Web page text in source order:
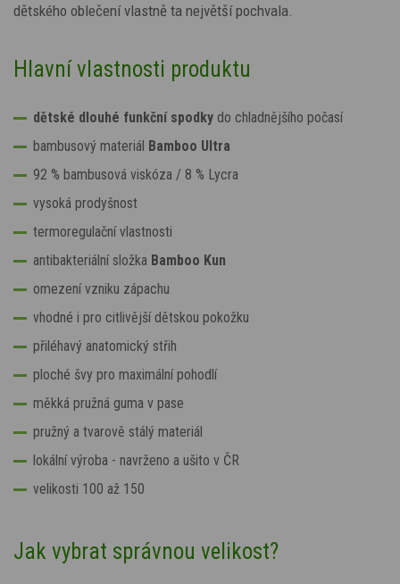
dětského oblečení vlastně ta největší pochvala.
Hlavní vlastnosti produktu
dětské dlouhé funkční spodky do chladnějšího počasí
bambusový materiál Bamboo Ultra
92 % bambusová viskóza / 8 % Lycra
vysoká prodyšnost
termoregulační vlastnosti
antibakteriální složka Bamboo Kun
omezení vzniku zápachu
vhodné i pro citlivější dětskou pokožku
přiléhavý anatomický střih
ploché švy pro maximální pohodlí
měkká pružná guma v pase
pružný a tvarově stálý materiál
lokální výroba - navrženo a ušito v ČR
velikosti 100 až 150
Jak vybrat správnou velikost?